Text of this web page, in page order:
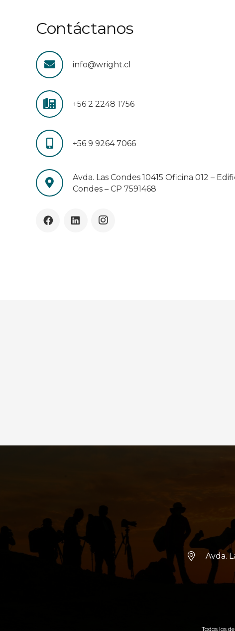
Contáctanos
info@wright.cl
+56 2 2248 1756
+56 9 9264 7066
Avda. Las Condes 10415 Oficina 012 –
Condes – CP 7591468
Avda.
Todos los